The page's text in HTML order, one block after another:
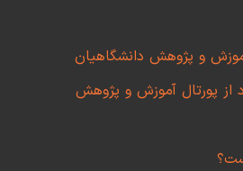
و پژوهش دانشگاهیان
از پورتال آموزش و پژوهش